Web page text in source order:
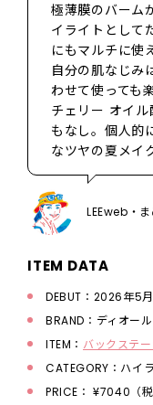
極薄膜のバーム
イライトとして
にもマルチに使
自分の肌なじみ
わせて使っても
チェリー オイ
もなし。個人的
なツヤの夏メイ
LEEweb・ま
ITEM DATA
DEBUT：2026年5月
BRAND：ディオール
ITEM： バックステ
CATEGORY：ハイ
PRICE： ¥7040（税